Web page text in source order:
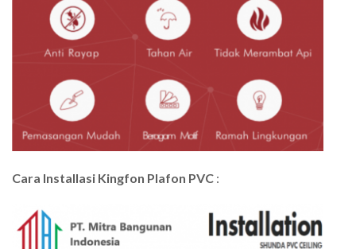
Cara Installasi Kingfon Plafon PVC :